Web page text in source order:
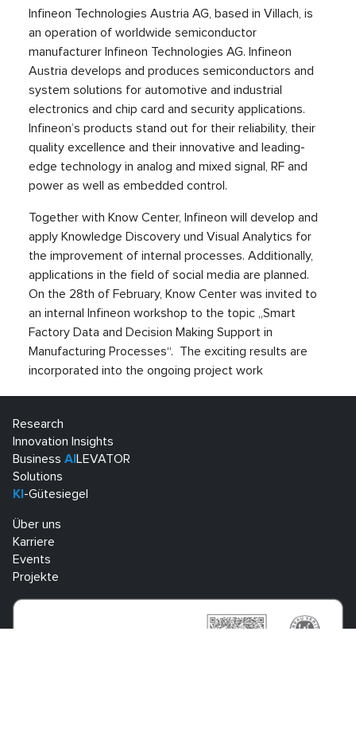
Infineon Technologies Austria AG, based in Villach, is
an operation of worldwide semiconductor
manufacturer Infineon Technologies AG. Infineon
Austria develops and produces semiconductors and
system solutions for automotive and industrial
electronics and chip card and security applications.
Infineon’s products stand out for their reliability, their
quality excellence and their innovative and leading-
edge technology in analog and mixed signal, RF and
power as well as embedded control.
Together with Know Center, Infineon will develop and
apply Knowledge Discovery und Visual Analytics for
the improvement of internal processes. Additionally,
applications in the field of social media are planned.
On the 28th of February, Know Center was invited to
an internal Infineon workshop to the topic „Smart
Factory Data and Decision Making Support in
Manufacturing Processes“. The exciting results are
incorporated into the ongoing project work
Research
Innovation Insights
Business AI LEVATOR
Solutions
KI -Gütesiegel
Über uns
Karriere
Events
Projekte